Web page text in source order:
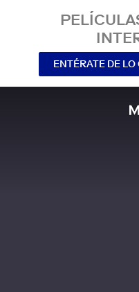
ENTÉRATE DE